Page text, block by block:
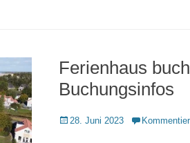
Ferienhaus
Buchungsinfos
Veröffentlicht
28. Juni 2023